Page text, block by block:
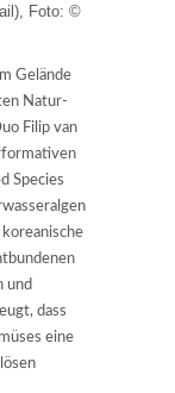
Foto: ©
Gelände
Natur-
Filip van
Species
und
dass
eine